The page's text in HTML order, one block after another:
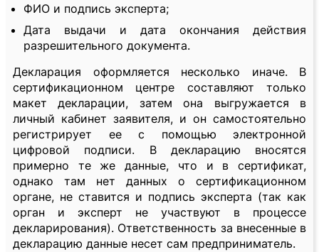
ФИО и подпись эксперта;
Дата выдачи и дата окончания действия
разрешительного документа.
Декларация оформляется несколько иначе. В
сертификационном центре составляют только
макет декларации, затем она выгружается в
личный кабинет заявителя, и он самостоятельно
регистрирует ее с помощью электронной
цифровой подписи. В декларацию вносятся
примерно те же данные, что и в сертификат,
однако там нет данных о сертификационном
органе, не ставится и подпись эксперта (так как
орган и эксперт не участвуют в процессе
декларирования). Ответственность за внесенные в
декларацию данные несет сам предприниматель.